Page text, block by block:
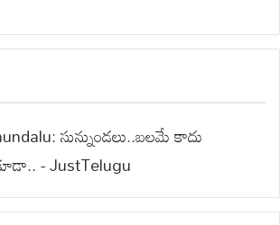
సున్నుండలు..బలమే కాదు
- JustTelugu